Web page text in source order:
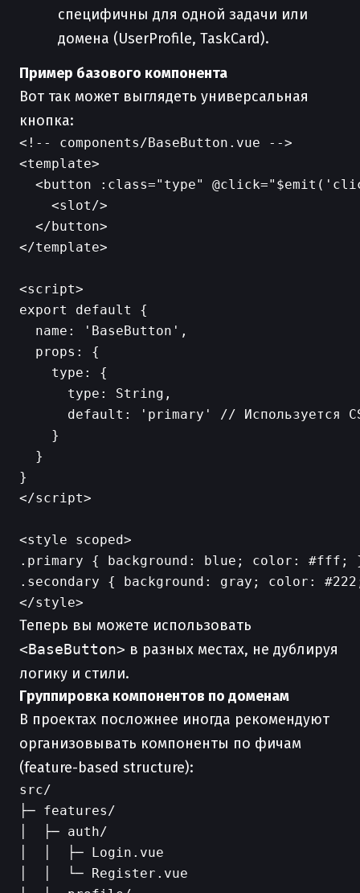
специфичны для одной задачи или
домена (UserProfile, TaskCard).
Пример базового компонента
Вот так может выглядеть универсальная
кнопка:
<!-- components/BaseButton.vue -->
<template>
<button :class="type"
    <slot/>
  </button>
</template>
<script>
export default {
  name: 'BaseButton',
  props: {
    type: {
      type: String,
default: 'primary' // Используется
    }
  }
}
</script>
<style scoped>
.primary { background: blue; color: #fff;
.secondary { background: gray; color:
Теперь вы можете использовать
<BaseButton> в разных местах, не дублируя
логику и стили.
Группировка компонентов по доменам
В проектах посложнее иногда рекомендуют
организовывать компоненты по фичам
(feature-based structure):
src/
├─ features/
│  ├─ auth/
│  │  ├─ Login.vue
│  │  └─ Register.vue